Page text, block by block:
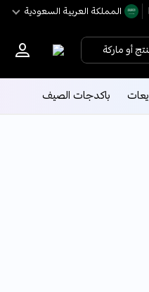
اﻟﻤﻤﻠﻜﺔ اﻟﻌﺮﺑﻴﺔ اﻟﺴﻌﻮدﻳﺔ
أو ماركة
باكدجات الصيف